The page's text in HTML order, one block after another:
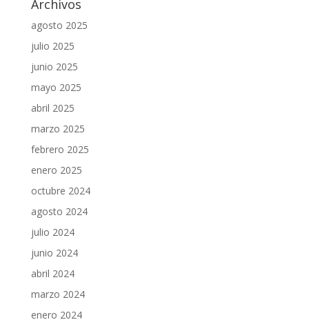
Archivos
agosto 2025
julio 2025
junio 2025
mayo 2025
abril 2025
marzo 2025
febrero 2025
enero 2025
octubre 2024
agosto 2024
julio 2024
junio 2024
abril 2024
marzo 2024
enero 2024